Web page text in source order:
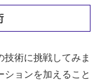
技術に挑戦してみま
ションを加えること